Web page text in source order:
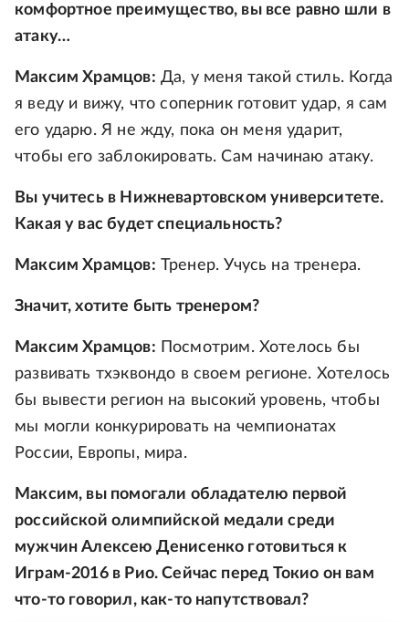
комфортное преимущество, вы все равно шли в
атаку…
Максим Храмцов: Да, у меня такой стиль. Когда
я веду и вижу, что соперник готовит удар, я сам
его ударю. Я не жду, пока он меня ударит,
чтобы его заблокировать. Сам начинаю атаку.
Вы учитесь в Нижневартовском университете.
Какая у вас будет специальность?
Максим Храмцов: Тренер. Учусь на тренера.
Значит, хотите быть тренером?
Максим Храмцов: Посмотрим. Хотелось бы
развивать тхэквондо в своем регионе. Хотелось
бы вывести регион на высокий уровень, чтобы
мы могли конкурировать на чемпионатах
России, Европы, мира.
Максим, вы помогали обладателю первой
российской олимпийской медали среди
мужчин Алексею Денисенко готовиться к
Играм-2016 в Рио. Сейчас перед Токио он вам
что-то говорил, как-то напутствовал?